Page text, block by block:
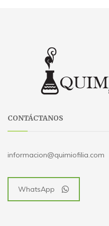
CONTÁCTANOS
informacion@quimiofilia.com
WhatsApp